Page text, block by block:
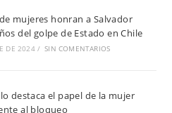
mujeres honran a Salvador
del golpe de Estado en Chile
DE 2024 / SIN COMENTARIOS
destaca el papel de la mujer
al bloqueo